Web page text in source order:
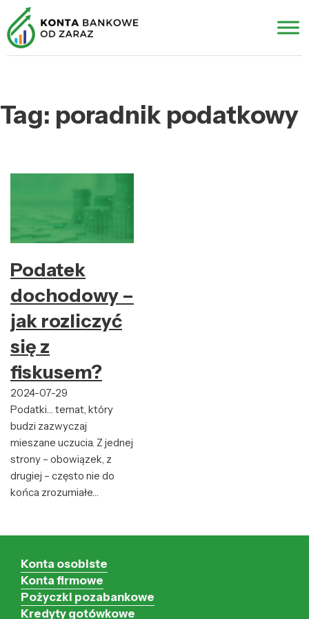
Tag: poradnik podatkowy
Podatek
dochodowy –
jak rozliczyć
się z
fiskusem?
2024-07-29
Podatki… temat, który
budzi zazwyczaj
mieszane uczucia. Z jednej
strony – obowiązek, z
drugiej – często nie do
końca zrozumiałe…
Konta osobiste
Konta firmowe
Pożyczki pozabankowe
Kredyty gotówkowe